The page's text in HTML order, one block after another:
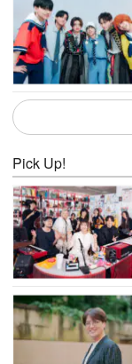
Pick Up!